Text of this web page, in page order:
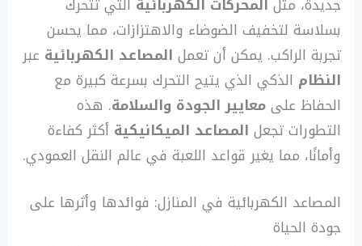
بسلاسة لتخفيف الضوضاء والاهتزازات، مما يحسن
تجربة الراكب. يمكن أن تعمل المصاعد الكهربائية عبر
النظام الذكي الذي يتيح التحرك بسرعة كبيرة مع
الحفاظ علىمعايير الجودة والسلامة. هذه
التطورات تجعل المصاعد الميكانيكية أكثر كفاءة
وأمانًا، مما يغير قواعد اللعبة في عالم النقل العمودي.
المصاعد الكهربائية في المنازل: فوائدها وأثرها على
جودة الحياة